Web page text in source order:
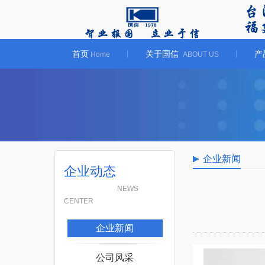
首页 Home 关于国信 ABOUT US
企业动态
NEWS
CENTER
企业新闻
公司风采
企业新闻